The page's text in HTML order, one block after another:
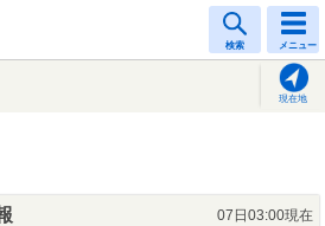
検索 メニュー
現在地
07日03:00現在